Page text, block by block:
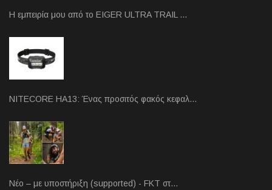
Η εμπειρία μου από το EIGER ULTRA TRAIL …
NITECORE HA13: Ένας προσιτός φακός κεφαλ…
Νέο – με υποστήριξη (supported) - FKT στ…